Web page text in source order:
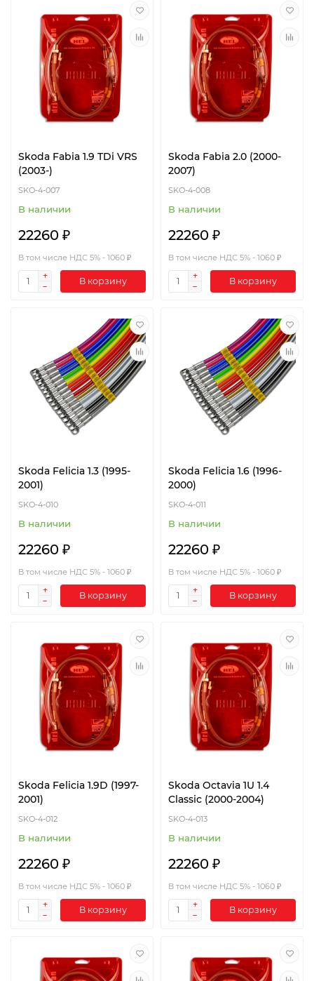
Skoda Fabia 1.9 TDi VRS
(2003-)
SKO-4-007
В наличии
22260 ₽
В том числе НДС 5% - 1060 ₽
В корзину
Skoda Fabia 2.0 (2000-
2007)
SKO-4-008
В наличии
22260 ₽
В том числе НДС 5% - 1060 ₽
В корзину
Skoda Felicia 1.3 (1995-
2001)
SKO-4-010
В наличии
22260 ₽
В том числе НДС 5% - 1060 ₽
В корзину
Skoda Felicia 1.6 (1996-
2000)
SKO-4-011
В наличии
22260 ₽
В том числе НДС 5% - 1060 ₽
В корзину
Skoda Felicia 1.9D (1997-
2001)
SKO-4-012
В наличии
22260 ₽
В том числе НДС 5% - 1060 ₽
В корзину
Skoda Octavia 1U 1.4
Classic (2000-2004)
SKO-4-013
В наличии
22260 ₽
В том числе НДС 5% - 1060 ₽
В корзину